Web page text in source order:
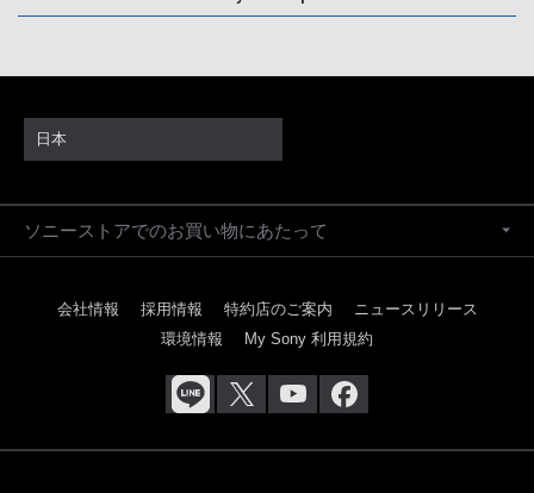
日本
ソニーストアでのお買い物にあたって
会社情報 採用情報 特約店のご案内
ニュースリリース
環境情報
My Sony 利用規約